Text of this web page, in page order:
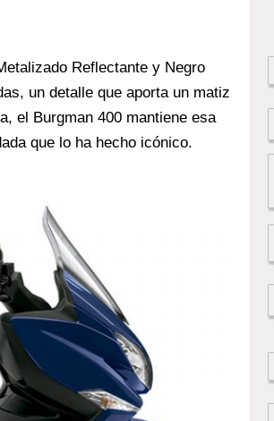
Reflectante y Negro
un detalle que aporta un matiz
el Burgman 400 mantiene esa
que lo ha hecho icónico.